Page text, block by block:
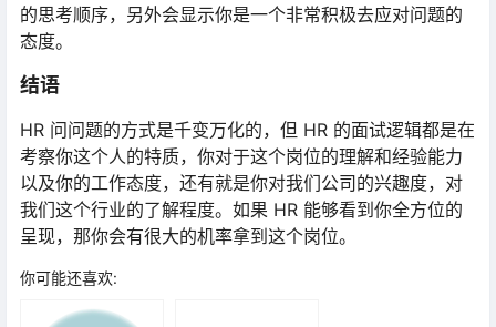
的思考顺序，另外会显示你是一个非常积极去应对问题的
态度。
结语
HR 问问题的方式是千变万化的，但 HR 的面试逻辑都是在
考察你这个人的特质，你对于这个岗位的理解和经验能力
以及你的工作态度，还有就是你对我们公司的兴趣度，对
我们这个行业的了解程度。如果 HR 能够看到你全方位的
呈现，那你会有很大的机率拿到这个岗位。
你可能还喜欢: